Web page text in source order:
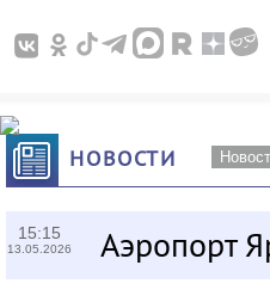
НОВОСТИ
15:15
13.05.2026 Аэропорт